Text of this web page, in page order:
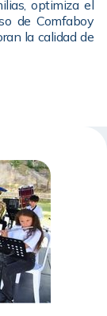
optimiza el
de Comfaboy
la calidad de